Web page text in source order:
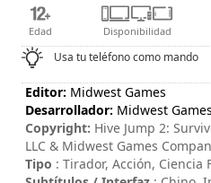
Edad Disponibilidad
Usa tu teléfono como mando
Editor: Midwest Games
Desarrollador: Midwest Games
Copyright: Hive Jump 2:
LLC & Midwest Games
Tipo : Tirador, Acción, Ciencia